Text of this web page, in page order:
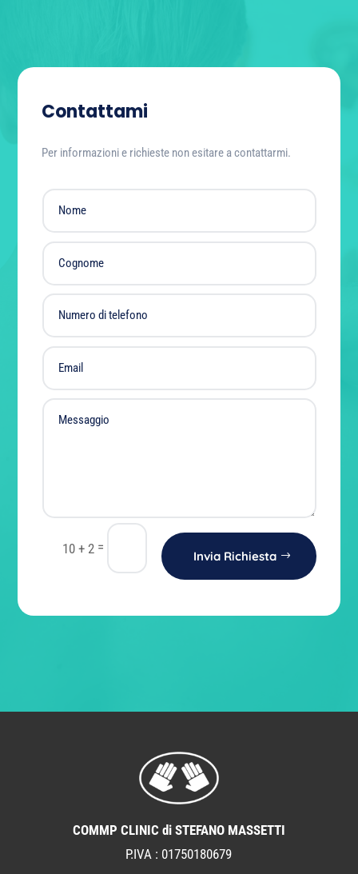
Contattami
Per informazioni e richieste non esitare a contattarmi.
10 + 2=
Invia Richiesta
COMMP CLINIC di STEFANO MASSETTI
P.IVA : 01750180679